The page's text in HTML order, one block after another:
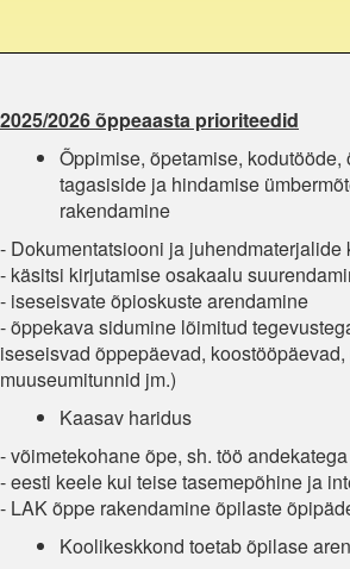
2025/2026 õppeaasta prioriteedid
Õppimise, õpetamise, kodutööde,
tagasiside ja hindamise
rakendamine
- Dokumentatsiooni ja juhendmaterjalide
- käsitsi kirjutamise osakaalu
- iseseisvate õpioskuste arendamine
- õppekava sidumine lõimitud
iseseisvad õppepäevad,
muuseumitunnid jm.)
Kaasav haridus
- võimetekohane õpe, sh. töö andekatega
- eesti keele kui teise tasemepõhine ja
- LAK õppe rakendamine õpilaste
Koolikeskkond toetab õpilase